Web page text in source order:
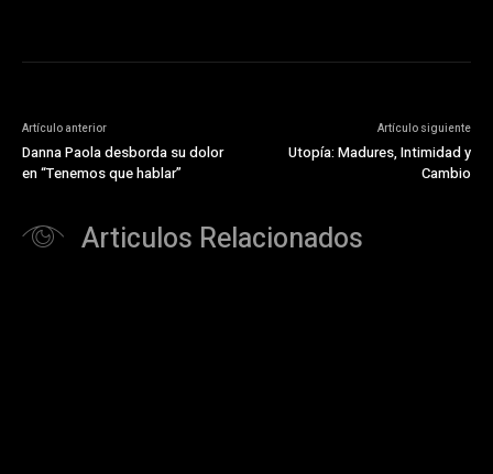
Artículo anterior
Danna Paola desborda su dolor
en “Tenemos que hablar”
Artículo siguiente
Utopía: Madures, Intimidad y
Cambio
Articulos Relacionados